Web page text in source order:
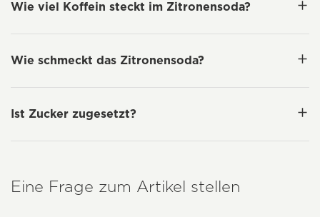
Wie viel Koffein steckt im Zitronensoda?
Wie schmeckt das Zitronensoda?
Ist Zucker zugesetzt?
Eine Frage zum Artikel stellen